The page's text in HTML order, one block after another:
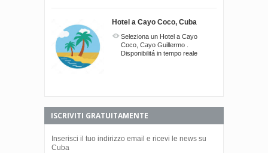
Hotel a Cayo Coco, Cuba
Seleziona un Hotel a Cayo
Coco, Cayo Guillermo .
Disponibilitá in tempo reale
ISCRIVITI GRATUITAMENTE
Inserisci il tuo indirizzo email e ricevi le news su
Cuba